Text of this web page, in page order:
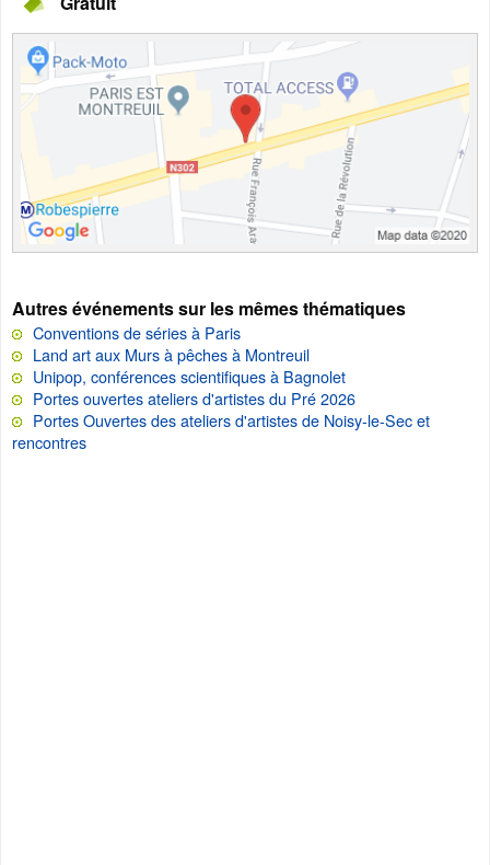
Autres événements sur les mêmes thématiques
Conventions de séries à Paris
Land art aux Murs à pêches à Montreuil
Unipop, conférences scientifiques à Bagnolet
Portes ouvertes ateliers d'artistes du Pré 2026
Portes Ouvertes des ateliers d'artistes de Noisy-le-Sec et
rencontres